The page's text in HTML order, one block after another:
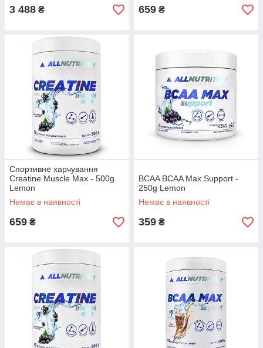
3 488 ₴ 659 ₴
Спортивне харчування
Creatine Muscle Max - 500g
Lemon
Немає в наявності
659 ₴
BCAA BCAA Max Support -
250g Lemon
Немає в наявності
359 ₴